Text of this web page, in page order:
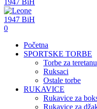
0
Početna
SPORTSKE TORBE
Torbe za teretanu
Ruksaci
Ostale torbe
RUKAVICE
Rukavice za
Rukavice za